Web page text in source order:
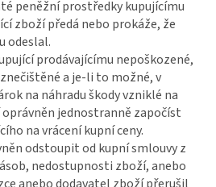
peněžní prostředky kupujícímu
zboží předá nebo prokáže, že
odeslal.
prodávajícímu nepoškozené,
a je-li to možné, v
na náhradu škody vzniklé na
jednostranně započíst
na vrácení kupní ceny.
odstoupit od kupní smlouvy z
nedostupnosti zboží, anebo